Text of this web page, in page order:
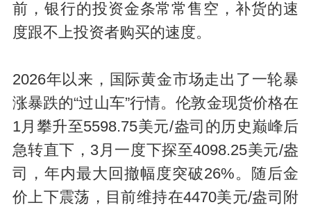
前，银行的投资金条常常售空，补货的速
度跟不上投资者购买的速度。
2026年以来，国际黄金市场走出了一轮暴
涨暴跌的“过山车”行情。伦敦金现货价格在
1月攀升至5598.75美元/盎司的历史巅峰后
急转直下，3月一度下探至4098.25美元/盎
司，年内最大回撤幅度突破26%。随后金
价上下震荡，目前维持在4470美元/盎司附